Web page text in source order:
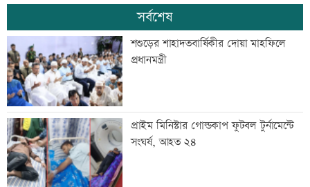
সর্বশেষ
শশুড়ের শাহাদতবার্ষিকীর দোয়া মাহফিলে
প্রধানমন্ত্রী
প্রাইম মিনিস্টার গোল্ডকাপ ফুটবল টুর্নামেন্টে
সংঘর্ষ, আহত ২৪